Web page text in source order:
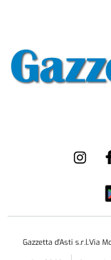
Gazzetta d'Asti s.r.l.Via